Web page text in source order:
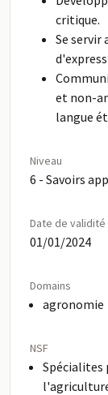
critique.
Se servir
et non-
langue
Niveau
6 - Savoirs
Date de validité
01/01/2024
Domains
agronomie
NSF
Spécialites